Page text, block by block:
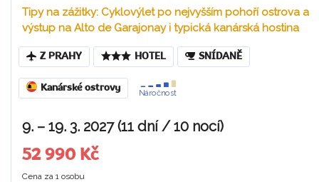
Tipy na zážitky: Cyklovýlet po nejvyšším pohoří ostrova a
výstup na Alto de Garajonay i typická kanárská hostina
Z PRAHY HOTEL SNÍDANĚ
Kanárské ostrovy
Náročnost
9. – 19. 3. 2027 (11 dní / 10 nocí)
52 990 Kč
Cena za 1 osobu